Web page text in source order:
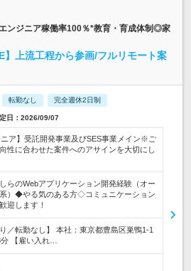
ンジニア稼働率100％*教育・育成体制◎家
】上流工程から参画/フルリモート案
転勤なし 完全週休2日制
日：2026/09/07
ニア】受託開発事業及びSES事業メイン※ご
性に合わせた案件へのアサインを大切にし
らのWebアプリケーション開発経験（オー
）◆やる気のある方◇コミュニケーション
迎します！
／転勤なし】 本社：東京都豊島区巣鴨1-1
【雇い入れ…